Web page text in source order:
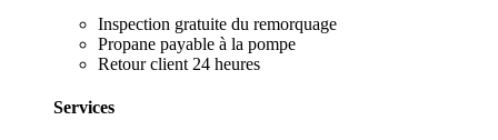
Inspection gratuite du remorquage
Propane payable à la pompe
Retour client 24 heures
Services